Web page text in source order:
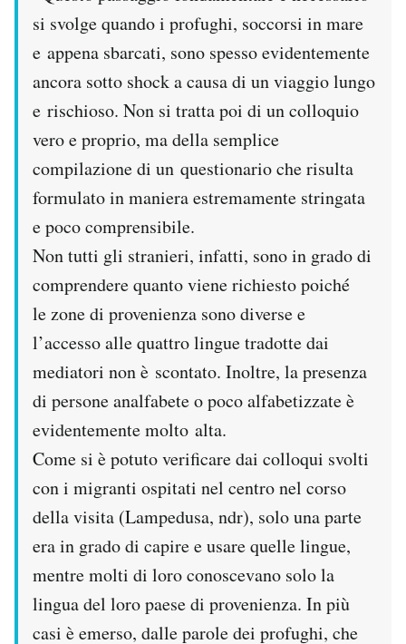
si svolge quando i profughi, soccorsi in mare
e appena sbarcati, sono spesso evidentemente
ancora sotto shock a causa di un viaggio lungo
e rischioso. Non si tratta poi di un colloquio
vero e proprio, ma della semplice
compilazione di un questionario che risulta
formulato in maniera estremamente stringata
e poco comprensibile.
Non tutti gli stranieri, infatti, sono in grado di
comprendere quanto viene richiesto poiché
le zone di provenienza sono diverse e
l’accesso alle quattro lingue tradotte dai
mediatori non è scontato. Inoltre, la presenza
di persone analfabete o poco alfabetizzate è
evidentemente molto alta.
Come si è potuto verificare dai colloqui svolti
con i migranti ospitati nel centro nel corso
della visita (Lampedusa, ndr), solo una parte
era in grado di capire e usare quelle lingue,
mentre molti di loro conoscevano solo la
lingua del loro paese di provenienza. In più
casi è emerso, dalle parole dei profughi, che